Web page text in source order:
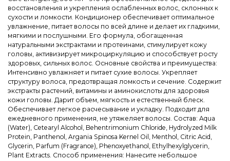
восстановления и укрепления ослабленных волос, склонных к
сухости и ломкости. Кондиционер обеспечивает оптимальное
увлажнение, питает волосы по всей длине и делает их гладкими,
мягкими и послушными. Его формула, обогащенная
натуральными экстрактами и протеинами, стимулирует кожу
головы, активизирует микроциркуляцию и способствует росту
здоровых, сильных волос. Основные свойства и преимущества:
Интенсивно увлажняет и питает сухие волосы. Укрепляет
структуру волоса, предотвращая ломкость и сечение. Содержит
экстракты растений, витамины и аминокислоты для здоровья
кожи головы. Дарит объем, мягкость и естественный блеск.
Обеспечивает легкое расчесывание и укладку. Подходит для
ежедневного применения, не утяжеляет волосы. Состав: Aqua
(Water), Cetearyl Alcohol, Behentrimonium Chloride, Hydrolyzed Milk
Protein, Panthenol, Argania Spinosa Kernel Oil, Menthol, Citric Acid,
Glycerin, Parfum (Fragrance), Phenoxyethanol, Ethylhexylglycerin,
Plant Extracts. Способ применения: Нанесите небольшое